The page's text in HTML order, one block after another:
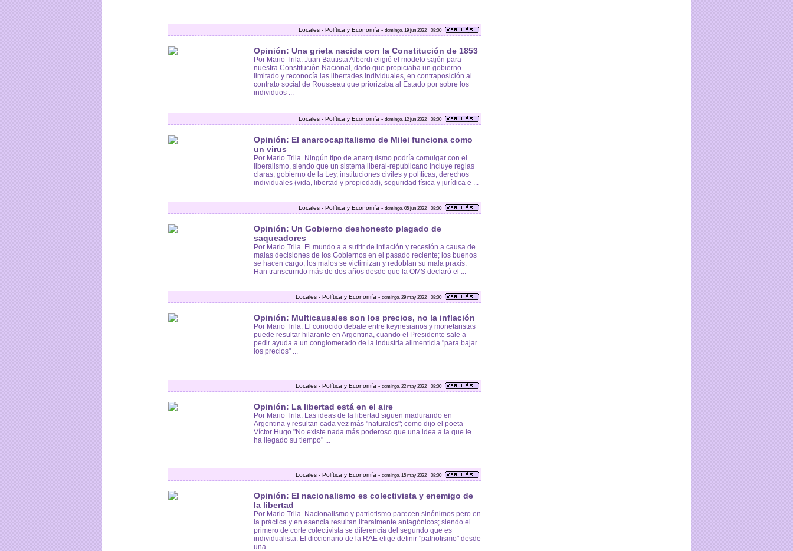
Locales - Política y Economía - domingo, 19 jun 2022 - 08:00
Opinión: Una grieta nacida con la Constitución de 1853
Por Mario Trila. Juan Bautista Alberdi eligió el modelo sajón para
nuestra Constitución Nacional, dado que propiciaba un gobierno
limitado y reconocía las libertades individuales, en contraposición al
contrato social de Rousseau que priorizaba al Estado por sobre los
individuos ...
Locales - Política y Economía - domingo, 12 jun 2022 - 08:00
Opinión: El anarcocapitalismo de Milei funciona como
un virus
Por Mario Trila. Ningún tipo de anarquismo podría comulgar con el
liberalismo, siendo que un sistema liberal-republicano incluye reglas
claras, gobierno de la Ley, instituciones civiles y políticas, derechos
individuales (vida, libertad y propiedad), seguridad física y jurídica e ...
Locales - Política y Economía - domingo, 05 jun 2022 - 08:00
Opinión: Un Gobierno deshonesto plagado de
saqueadores
Por Mario Trila. El mundo a a sufrir de inflación y recesión a causa de
malas decisiones de los Gobiernos en el pasado reciente; los buenos
se hacen cargo, los malos se victimizan y redoblan su mala praxis.
Han transcurrido más de dos años desde que la OMS declaró el ...
Locales - Política y Economía - domingo, 29 may 2022 - 08:00
Opinión: Multicausales son los precios, no la inflación
Por Mario Trila. El conocido debate entre keynesianos y monetaristas
puede resultar hilarante en Argentina, cuando el Presidente sale a
pedir ayuda a un conglomerado de la industria alimenticia "para bajar
los precios" ...
Locales - Política y Economía - domingo, 22 may 2022 - 08:00
Opinión: La libertad está en el aire
Por Mario Trila. Las ideas de la libertad siguen madurando en
Argentina y resultan cada vez más "naturales"; como dijo el poeta
Víctor Hugo "No existe nada más poderoso que una idea a la que le
ha llegado su tiempo" ...
Locales - Política y Economía - domingo, 15 may 2022 - 08:00
Opinión: El nacionalismo es colectivista y enemigo de
la libertad
Por Mario Trila. Nacionalismo y patriotismo parecen sinónimos pero en
la práctica y en esencia resultan literalmente antagónicos; siendo el
primero de corte colectivista se diferencia del segundo que es
individualista. El diccionario de la RAE elige definir "patriotismo" desde
una ...